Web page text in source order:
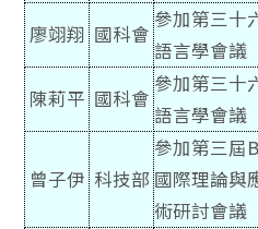
廖翊翔 國科會
參加第三十
語言學會議
陳莉平 國科會
參加第三十
語言學會議
曾子伊 科技部
參加第三屆
國際理論與
術研討會議